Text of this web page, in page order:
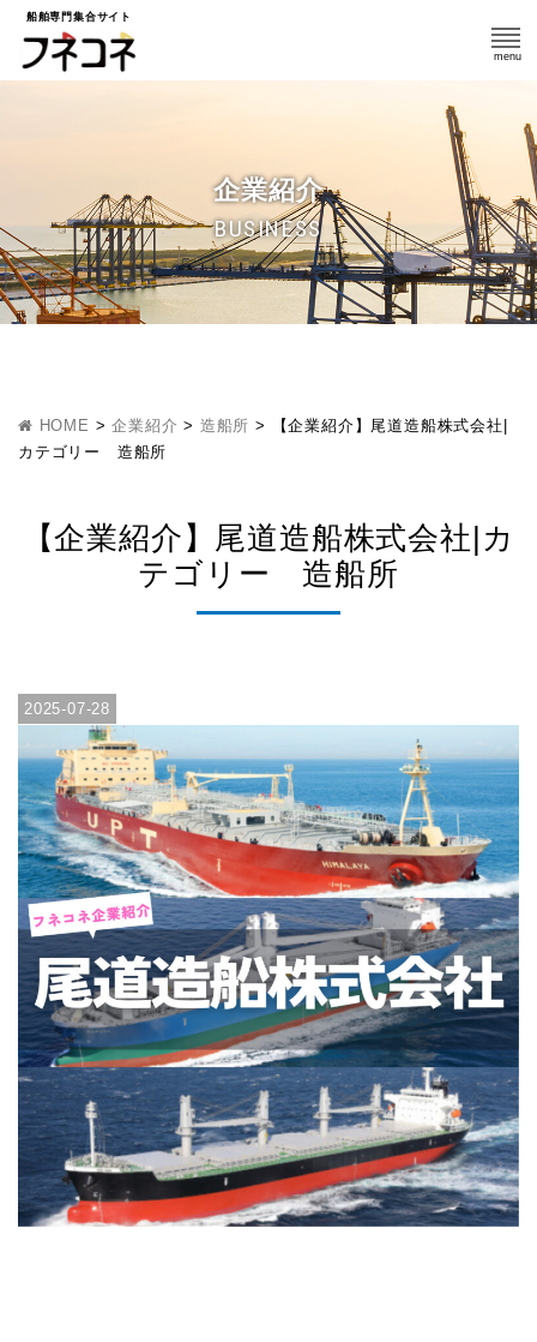
船舶専門集合サイト
企業紹介
BUSINESS
HOME >企業紹介 > 造船所 >
【企業紹介】尾道造船株式会社|
カテゴリー 造船所
【企業紹介】尾道造船株式会社|カ
テゴリー 造船所
2025-07-28